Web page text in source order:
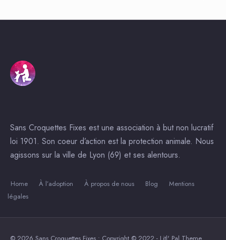
Sans Croquettes Fixes est une association à but non lucratif
loi 1901. Son coeur d’action est la protection animale. Nous
agissons sur la ville de Lyon (69) et ses alentours.
Home À l’adoption À propos de nous Blog
Mentions
légales